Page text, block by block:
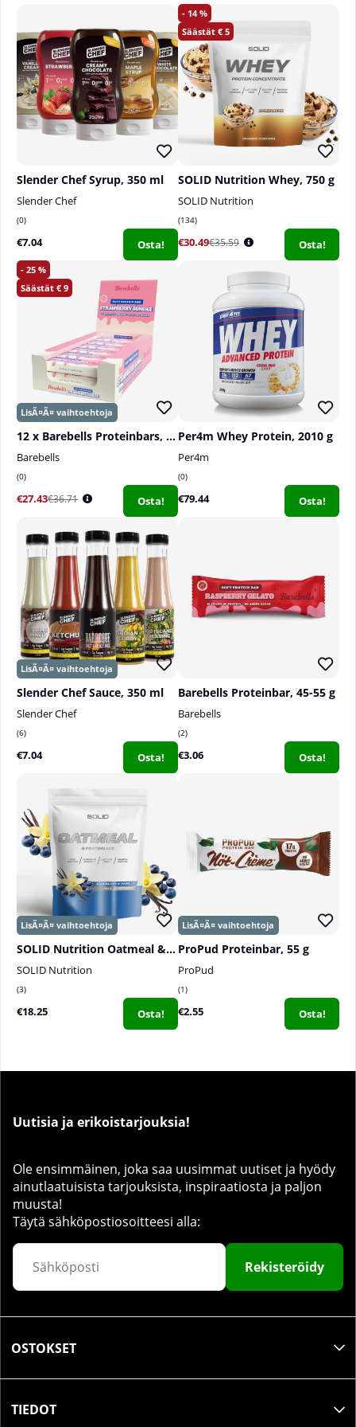
Slender Chef Syrup, 350 ml
Slender Chef
0
€7.04 Osta!
14
5
SOLID Nutrition Whey, 750 g
SOLID Nutrition
134
€30.49€35.59 Osta!
25
9
12 x Barebells Proteinbars, 55 g
Barebells
0
€27.43€36.71 Osta!
Per4m Whey Protein, 2010 g
Per4m
0
€79.44 Osta!
Slender Chef Sauce, 350 ml
Slender Chef
6
€7.04 Osta!
Barebells Proteinbar, 45-55 g
Barebells
2
€3.06 Osta!
SOLID Nutrition Oatmeal & Protein Mix, 750 g
SOLID Nutrition
3
€18.25 Osta!
ProPud Proteinbar, 55 g
ProPud
1
€2.55 Osta!
Uutisia ja erikoistarjouksia!
Ole ensimmäinen, joka saa uusimmat uutiset ja hyödy
ainutlaatuisista tarjouksista, inspiraatiosta ja paljon
muusta!
Täytä sähköpostiosoitteesi alla:
Rekisteröidy
OSTOKSET
TIEDOT